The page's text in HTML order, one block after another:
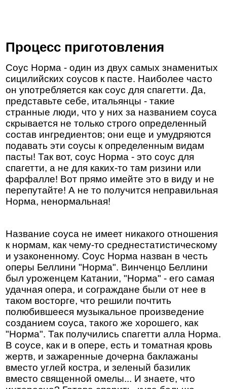
Процесс приготовления
Соус Норма - один из двух самых знаменитых
сицилийских соусов к пасте. Наиболее часто
он употребляется как соус для спагетти. Да,
представьте себе, итальянцы - такие
странные люди, что у них за названием соуса
скрывается не только строго определенный
состав ингредиентов; они еще и умудряются
подавать эти соусы к определенным видам
пасты! Так вот, соус Норма - это соус для
спагетти, а не для каких-то там ризини или
фарфалле! Вот прямо имейте это в виду и не
перепутайте! А не то получится неправильная
Норма, ненормальная!
Название соуса не имеет никакого отношения
к нормам, как чему-то среднестатистическому
и узаконенному. Соус Норма назван в честь
оперы Беллини "Норма". Винченцо Беллини
был уроженцем Катании, "Норма" - его самая
удачная опера, и сограждане были от нее в
таком восторге, что решили почтить
полюбившееся музыкальное произведение
созданием соуса, такого же хорошего, как
"Норма". Так получились спагетти алла Норма.
В соусе, как и в опере, есть и томатная кровь
жертв, и зажаренные дочерна баклажаны
вместо углей костра, и зеленый базилик
вместо священной омелы... И знаете, что